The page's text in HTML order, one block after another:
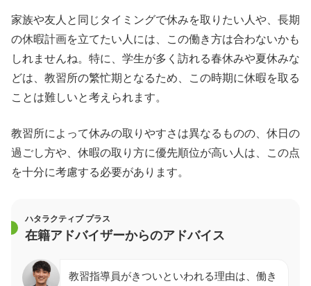
家族や友人と同じタイミングで休みを取りたい人や、長期
の休暇計画を立てたい人には、この働き方は合わないかも
しれませんね。特に、学生が多く訪れる春休みや夏休みな
どは、教習所の繁忙期となるため、この時期に休暇を取る
ことは難しいと考えられます。
教習所によって休みの取りやすさは異なるものの、休日の
過ごし方や、休暇の取り方に優先順位が高い人は、この点
を十分に考慮する必要があります。
ハタラクティブ プラス
在籍アドバイザーからのアドバイス
教習指導員がきついといわれる理由は、働き